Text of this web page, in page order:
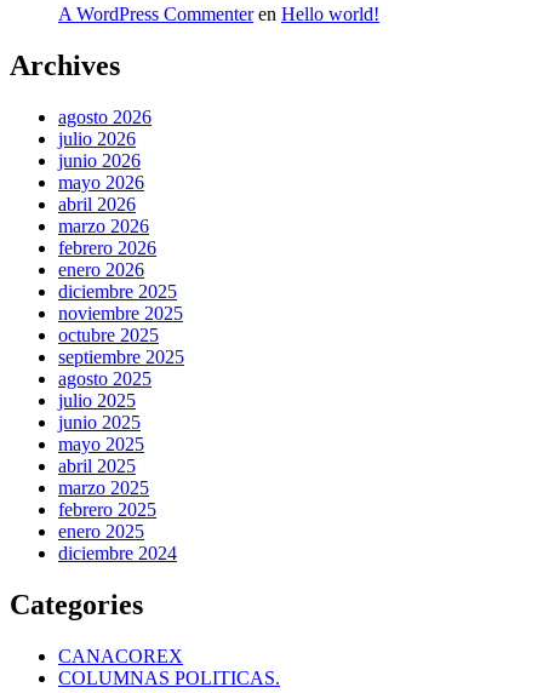
A WordPress Commenteren Hello world!
Archives
agosto 2026
julio 2026
junio 2026
mayo 2026
abril 2026
marzo 2026
febrero 2026
enero 2026
diciembre 2025
noviembre 2025
octubre 2025
septiembre 2025
agosto 2025
julio 2025
junio 2025
mayo 2025
abril 2025
marzo 2025
febrero 2025
enero 2025
diciembre 2024
Categories
CANACOREX
COLUMNAS POLITICAS.